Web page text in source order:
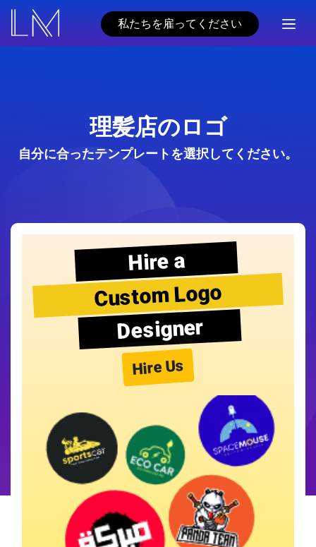
私たちを雇ってください
理髪店のロゴ
自分に合ったテンプレートを選択してください。
Hire a
Custom Logo
Designer
Hire Us